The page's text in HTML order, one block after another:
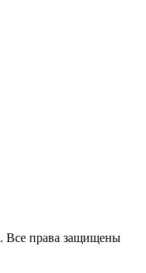
. Все права защищены